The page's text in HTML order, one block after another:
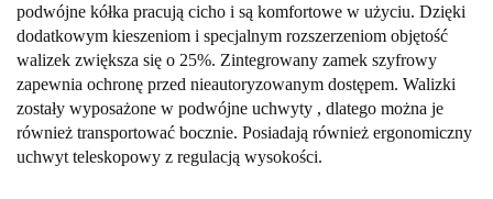
podwójne kółka pracują cicho i są komfortowe w użyciu. Dzięki
dodatkowym kieszeniom i specjalnym rozszerzeniom objętość
walizek zwiększa się o 25%. Zintegrowany zamek szyfrowy
zapewnia ochronę przed nieautoryzowanym dostępem. Walizki
zostały wyposażone w podwójne uchwyty , dlatego można je
również transportować bocznie. Posiadają również ergonomiczny
uchwyt teleskopowy z regulacją wysokości.